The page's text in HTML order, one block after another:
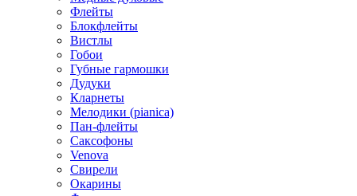
Флейты
Блокфлейты
Вистлы
Гобои
Губные гармошки
Дудуки
Кларнеты
Мелодики (pianica)
Пан-флейты
Саксофоны
Venova
Свирели
Окарины